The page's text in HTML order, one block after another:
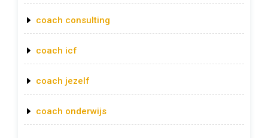
coach consulting
coach icf
coach jezelf
coach onderwijs